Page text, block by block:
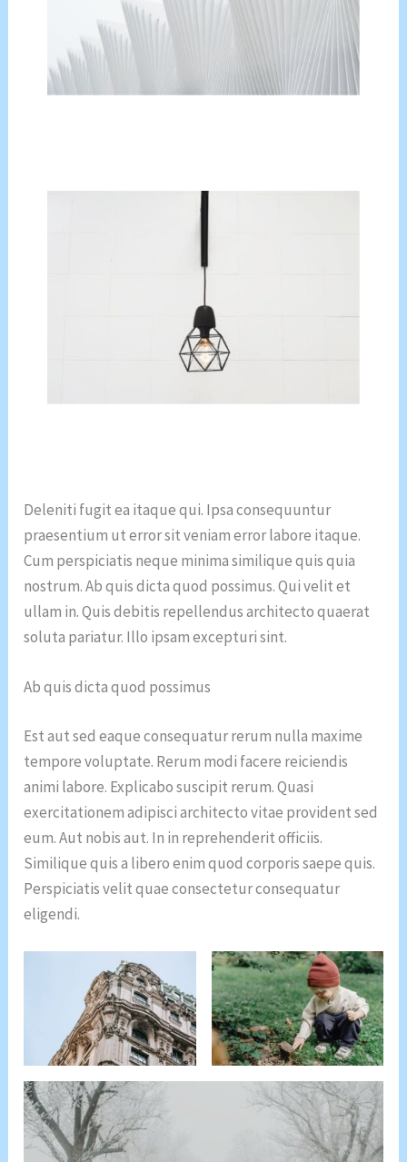
Deleniti fugit ea itaque qui. Ipsa consequuntur
praesentium ut error sit veniam error labore itaque.
Cum perspiciatis neque minima similique quis quia
nostrum. Ab quis dicta quod possimus. Qui velit et
ullam in. Quis debitis repellendus architecto quaerat
soluta pariatur. Illo ipsam excepturi sint.
Ab quis dicta quod possimus
Est aut sed eaque consequatur rerum nulla maxime
tempore voluptate. Rerum modi facere reiciendis
animi labore. Explicabo suscipit rerum. Quasi
exercitationem adipisci architecto vitae provident sed
eum. Aut nobis aut. In in reprehenderit officiis.
Similique quis a libero enim quod corporis saepe quis.
Perspiciatis velit quae consectetur consequatur
eligendi.